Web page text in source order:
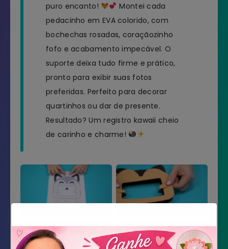
puro encanto!
Montei cada
pedacinho em EVA colorido, com
bochechas rosadas, coraçãozinho
fofo e acabamento impecável. O
suporte deixa tudo firme e prático,
pronto para exibir suas fotos
preferidas. Perfeito para decorar
quartinhos ou dar de presente.
Resultado? Um registro kawaii cheio
de carinho e charme!